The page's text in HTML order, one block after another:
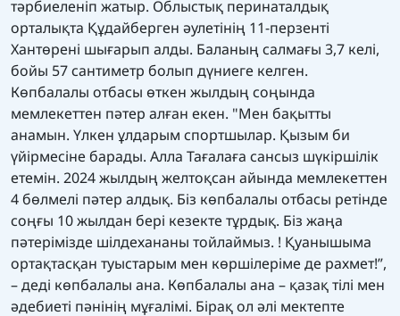
тәрбиеленіп жатыр. Облыстық перинаталдық
орталықта Құдайберген әулетінің 11-перзенті
Хантөрені шығарып алды. Баланың салмағы 3,7 келі,
бойы 57 сантиметр болып дүниеге келген.
Көпбалалы отбасы өткен жылдың соңында
мемлекеттен пәтер алған екен. "Мен бақытты
анамын. Үлкен ұлдарым спортшылар. Қызым би
үйірмесіне барады. Алла Тағалаға сансыз шүкіршілік
етемін. 2024 жылдың желтоқсан айында мемлекеттен
4 бөлмелі пәтер алдық. Біз көпбалалы отбасы ретінде
соңғы 10 жылдан бері кезекте тұрдық. Біз жаңа
пәтерімізде шілдехананы тойлаймыз. ! Қуанышыма
ортақтасқан туыстарым мен көршілеріме де рахмет!”,
– деді көпбалалы ана. Көпбалалы ана – қазақ тілі мен
әдебиеті пәнінің мұғалімі. Бірақ ол әлі мектепте